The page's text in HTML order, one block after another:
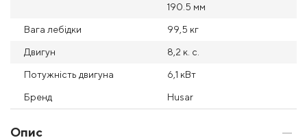
190.5 мм
Вага лебідки 99,5 кг
Двигун 8,2 к. с.
Потужність двигуна 6,1 кВт
Бренд Husar
Опис